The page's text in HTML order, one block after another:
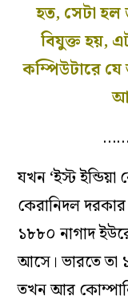
হত, সেটা হল
বিযুক্ত হয়,
কম্পিউটারে যে
যখন ‘ইস্ট
কেরানিদল
১৮৮০ নাগাদ
আসে। ভারতে তা
তখন আর